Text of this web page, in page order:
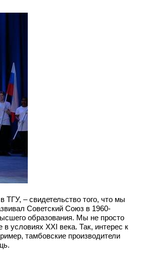
ТГУ, – свидетельство того, что мы
Советский Союз в 1960-
образования. Мы не просто
условиях XXI века. Так, интерес к
тамбовские производители